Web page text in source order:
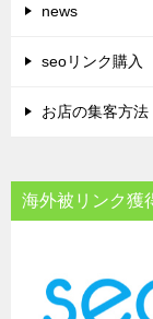
news
seoリンク購入
お店の集客方法
海外被リンク獲